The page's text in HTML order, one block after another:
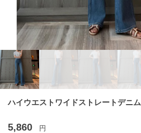
ハイウエストワイドストレートデニム
5,860 円